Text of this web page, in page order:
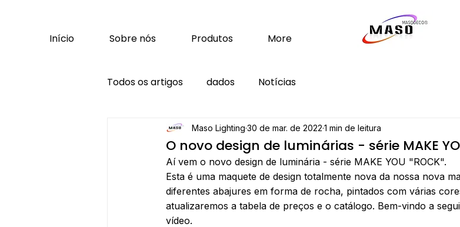
Início Sobre nós Produtos More
Todos os artigos dados Notícias
O novo design de luminárias - série MAKE
Maso Lighting 30 de mar. de 2022 1 min de leitura
Aí vem o novo design de luminária - série MAKE YOU "ROCK".
Esta é uma maquete de design totalmente nova da nossa nova
diferentes abajures em forma de rocha, pintados com várias
atualizaremos a tabela de preços e o catálogo. Bem-vindo a
vídeo.